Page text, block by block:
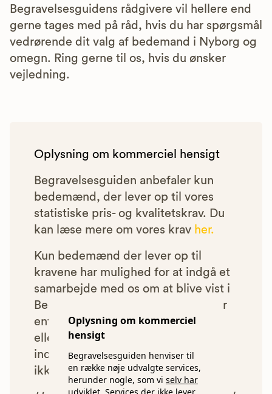
Oplysning om kommerciel
hensigt
Begravelsesguiden henviser til
en række nøje udvalgte services,
herunder nogle, som vi selv har
udviklet. Services der ikke lever
Begravelsesguidens rådgivere vil hellere end
gerne tages med på råd, hvis du har spørgsmål
vedrørende dit valg af bedemand i Nyborg og
omegn. Ring gerne til os, hvis du ønsker
vejledning.
Oplysning om kommerciel hensigt
Begravelsesguiden anbefaler kun
bedemænd, der lever op til vores
statistiske pris- og kvalitetskrav. Du
kan læse mere om vores krav her.
Kun bedemænd der lever op til
kravene har mulighed for at indgå et
samarbejde med os om at blive vist i
Begravelsesguiden. Bedemænd der
enten ikke lever op til vores krav,
eller som af andre årsager ikke har
indgået et samarbejde med os, vil
ikke blive vist i vores anbefalinger.